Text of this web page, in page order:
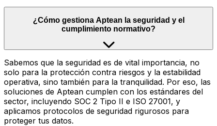
¿Cómo gestiona Aptean la seguridad y el
cumplimiento normativo?
Sabemos que la seguridad es de vital importancia, no
solo para la protección contra riesgos y la estabilidad
operativa, sino también para la tranquilidad. Por eso, las
soluciones de Aptean cumplen con los estándares del
sector, incluyendo SOC 2 Tipo II e ISO 27001, y
aplicamos protocolos de seguridad rigurosos para
proteger tus datos.